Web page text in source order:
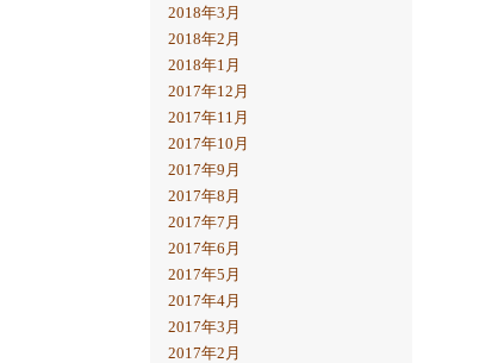
2018年3月
2018年2月
2018年1月
2017年12月
2017年11月
2017年10月
2017年9月
2017年8月
2017年7月
2017年6月
2017年5月
2017年4月
2017年3月
2017年2月